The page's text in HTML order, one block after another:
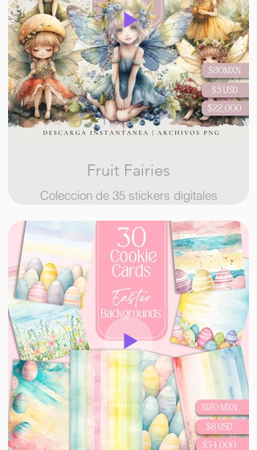
Fruit Fairies
Coleccion de 35 stickers digitales